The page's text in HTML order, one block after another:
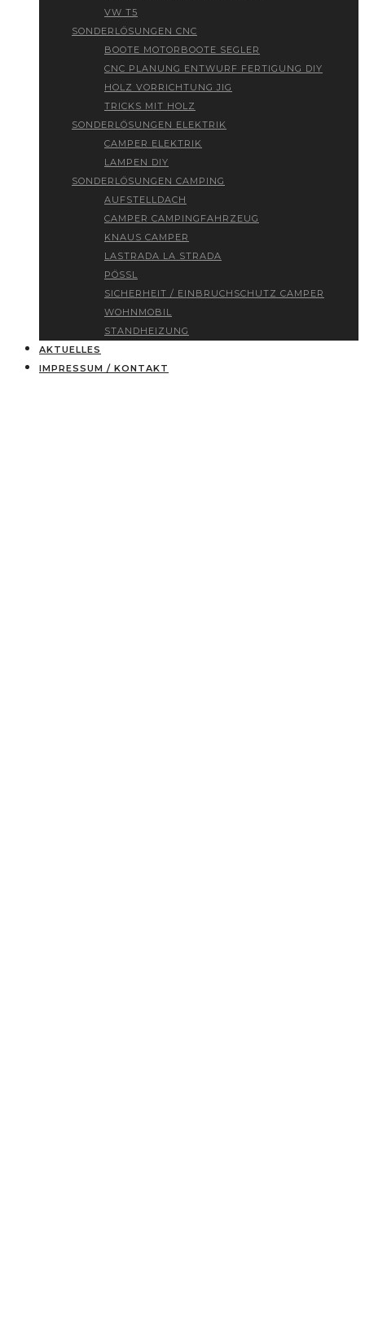
VW T5
SONDERLÖSUNGEN CNC
BOOTE MOTORBOOTE SEGLER
CNC PLANUNG ENTWURF FERTIGUNG DIY
HOLZ VORRICHTUNG JIG
TRICKS MIT HOLZ
SONDERLÖSUNGEN ELEKTRIK
CAMPER ELEKTRIK
LAMPEN DIY
SONDERLÖSUNGEN CAMPING
AUFSTELLDACH
CAMPER CAMPINGFAHRZEUG
KNAUS CAMPER
LASTRADA LA STRADA
PÖSSL
SICHERHEIT / EINBRUCHSCHUTZ CAMPER
WOHNMOBIL
STANDHEIZUNG
AKTUELLES
IMPRESSUM / KONTAKT